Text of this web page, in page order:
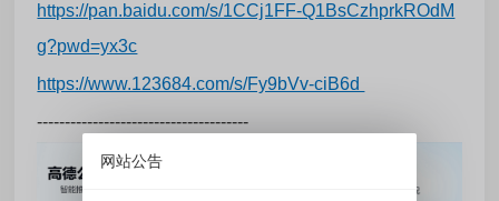
https://pan.baidu.com/s/1CCj1FF-Q1BsCzhprkROdM
g?pwd=yx3c
https://www.123684.com/s/Fy9bVv-ciB6d
--------------------------------------
网站公告